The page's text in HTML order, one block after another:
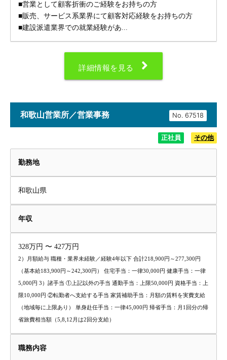
■営業として顧客折衝のご経験をお持ちの方
■販売、サービス系業界にて顧客対応経験をお持ちの方
■建設派遣業界での就業経験があ...
詳細情報を見る
No.
和歌山営業所／営業事務
正社員 その他
勤務地
和歌山県
年収
328万円 〜 427万円
2）月額給与 職種・業界未経験／経験4年以下 合計218,900円～277,300円
（基本給183,900円～242,300円） 住宅手当：一律30,000円 健康手当：一律
5,000円 3）諸手当 ①上記以外の手当 通勤手当：上限50,000円 資格手当：上
限10,000円 ②転勤者へ支給する手当 家賃補助手当：月額の賃料を実費支給
（地域毎に上限あり） 単身赴任手当：一律45,000円 帰省手当：月1回分の帰
省旅費相当額（5,8,12月は2回分支給）
職務内容